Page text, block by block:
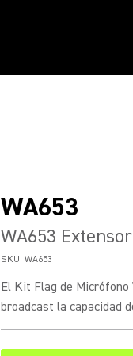
WA653
WA653
SKU: WA653
El Kit Flag de Micrófono
broadcast la capacidad